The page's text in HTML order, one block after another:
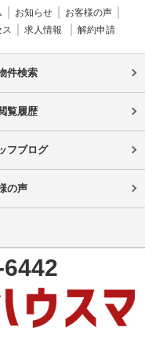
お知らせ
お客様の声
ス 求人情報 解約申請
件検索
覧履歴
フブログ
の声